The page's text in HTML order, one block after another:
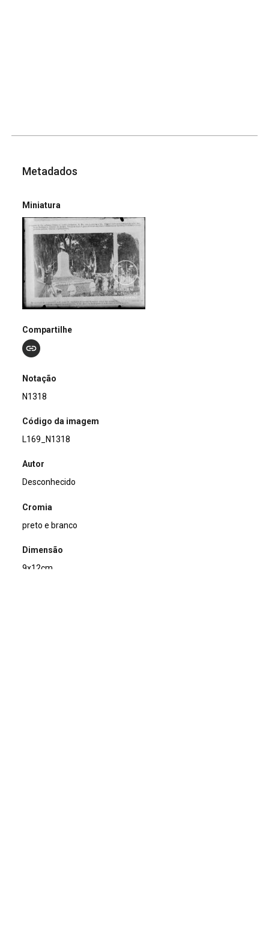
Metadados
Miniatura
Compartilhe
Notação
N1318
Código da imagem
L169_N1318
Autor
Desconhecido
Cromia
preto e branco
Dimensão
9x12cm